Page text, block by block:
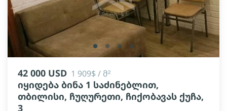
lens lens lens lens
42 000 USD 1 909$ / მ²
იყიდება ბინა 1 საძინებლით,
თბილისი, ჩუღურეთი, ჩიქობავას ქუჩა,
3